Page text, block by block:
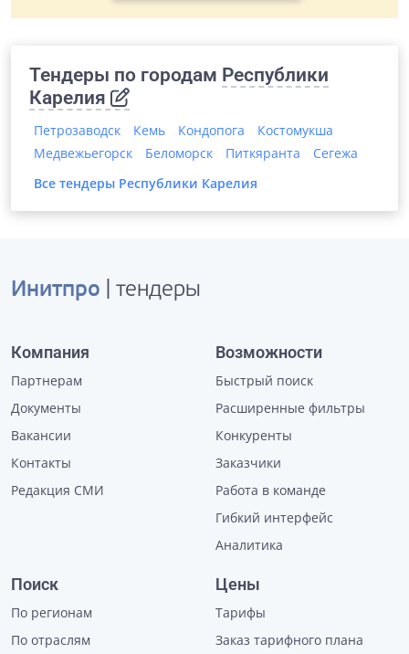
Тендеры по городам Республики
Карелия
Петрозаводск Кемь Кондопога
Костомукша
Медвежьегорск
Беломорск Питкяранта
Сегежа
Все тендеры Республики Карелия
Инитпро | тендеры
Компания
Партнерам
Документы
Вакансии
Контакты
Редакция СМИ
Возможности
Быстрый поиск
Расширенные фильтры
Конкуренты
Заказчики
Работа в команде
Гибкий интерфейс
Аналитика
Поиск
По регионам
По отраслям
Цены
Тарифы
Заказ тарифного плана